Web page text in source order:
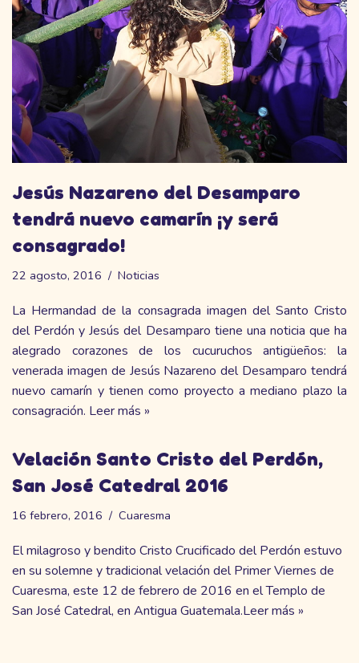
Jesús Nazareno del Desamparo
tendrá nuevo camarín ¡y será
consagrado!
22 agosto, 2016 Noticias
La Hermandad de la consagrada imagen del Santo Cristo
del Perdón y Jesús del Desamparo tiene una noticia que ha
alegrado corazones de los cucuruchos antigüeños: la
venerada imagen de Jesús Nazareno del Desamparo tendrá
nuevo camarín y tienen como proyecto a mediano plazo la
consagración. Leer más »
Velación Santo Cristo del Perdón,
San José Catedral 2016
16 febrero, 2016 Cuaresma
El milagroso y bendito Cristo Crucificado del Perdón estuvo
en su solemne y tradicional velación del Primer Viernes de
Cuaresma, este 12 de febrero de 2016 en el Templo de
San José Catedral, en Antigua Guatemala.Leer más »